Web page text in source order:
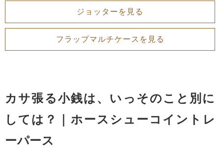
ジョッターを見る
フラップマルチケースを見る
カサ張る小銭は、いっそのこと別に
しては？｜ホースシューコイントレ
ーパース